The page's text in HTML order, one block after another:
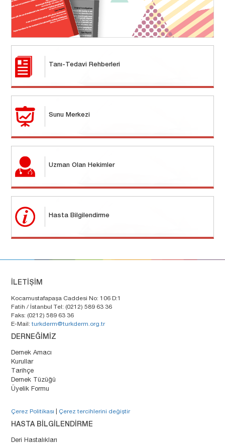
Tanı-Tedavi Rehberleri
Sunu Merkezi
Uzman Olan Hekimler
Hasta Bilgilendirme
İLETİŞİM
Kocamustafapaşa Caddesi No: 106 D:1
Fatih / İstanbul Tel: (0212) 589 63 36
Faks: (0212) 589 63 36
E-Mail:turkderm@turkderm.org.tr
DERNEĞİMİZ
Dernek Amacı
Kurullar
Tarihçe
Dernek Tüzüğü
Üyelik Formu
Çerez Politikası Çerez tercihlerini değiştir
HASTA BİLGİLENDİRME
Deri Hastalıkları